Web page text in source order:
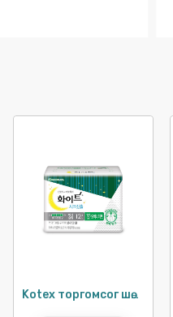
Kotex торгомсог шөнийн ариун цэврийн хэрэглэл 33см / 12ш